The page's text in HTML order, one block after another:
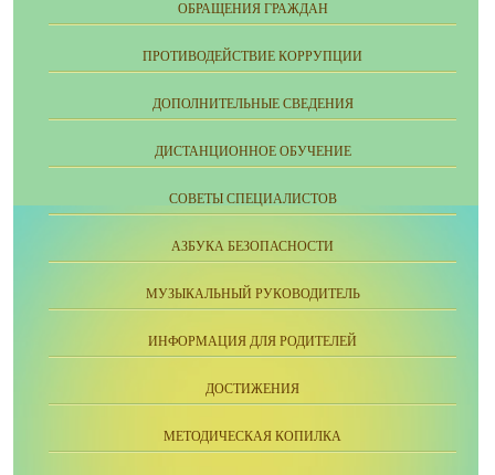
ОБРАЩЕНИЯ ГРАЖДАН
ПРОТИВОДЕЙСТВИЕ КОРРУПЦИИ
ДОПОЛНИТЕЛЬНЫЕ СВЕДЕНИЯ
ДИСТАНЦИОННОЕ ОБУЧЕНИЕ
СОВЕТЫ СПЕЦИАЛИСТОВ
АЗБУКА БЕЗОПАСНОСТИ
МУЗЫКАЛЬНЫЙ РУКОВОДИТЕЛЬ
ИНФОРМАЦИЯ ДЛЯ РОДИТЕЛЕЙ
ДОСТИЖЕНИЯ
МЕТОДИЧЕСКАЯ КОПИЛКА